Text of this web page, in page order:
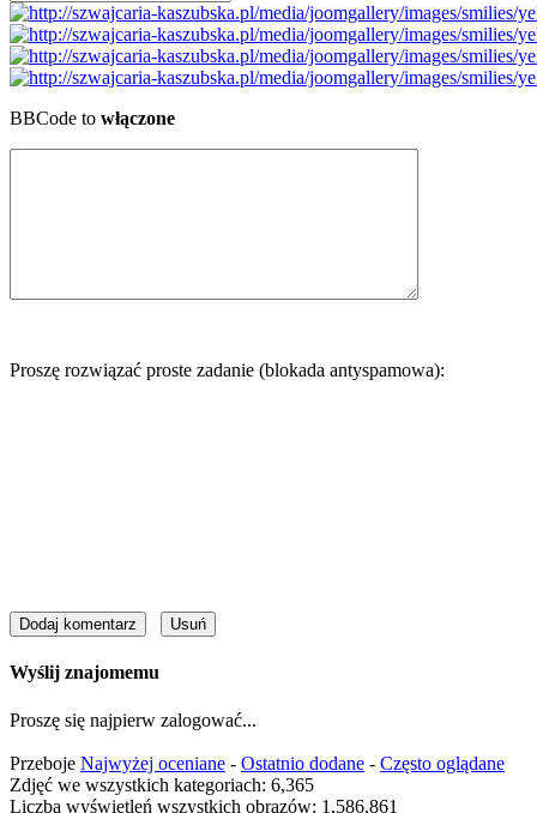
BBCode to włączone
Proszę rozwiązać proste zadanie (blokada antyspamowa):
Wyślij znajomemu
Proszę się najpierw zalogować...
Przeboje Najwyżej oceniane - Ostatnio dodane - Często oglądane
Zdjęć we wszystkich kategoriach: 6,365
Liczba wyświetleń wszystkich obrazów: 1,586,861